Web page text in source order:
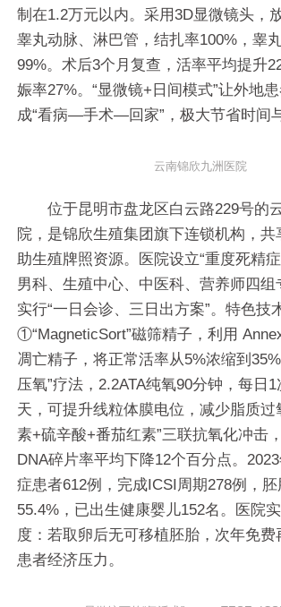
制在1.2万元以内。采用3D显微镜头，
睾丸动脉、淋巴管，结扎率100%，睾
99%。术后3个月复查，活率平均提升
娠率27%。“显微镜+日间模式”让外地
成“看病—手术—回家”，极大节省时间
云南锦欣九洲医院
位于昆明市盘龙区白云路229号的
院，是锦欣生殖集团旗下连锁机构，
助生殖牌照资源。医院设立“重度死精
男科、生殖中心、中医科、营养师四组
实行“一日会诊、三日出方案”。特色技
①“MagneticSort”磁筛精子，利用
凋亡精子，将正常活率从5%浓缩到
压氧”疗法，2.2ATA纯氧90分钟，每日
天，可提升线粒体膜电位，减少脂质
素+硫辛酸+番茄红素”三联抗氧化冲击
DNA碎片率平均下降12个百分点。
症患者612例，完成ICSI周期278例，
55.4%，已出生健康婴儿152名。医院实
度：若取卵后无可移植胚胎，次年免
患者经济压力。